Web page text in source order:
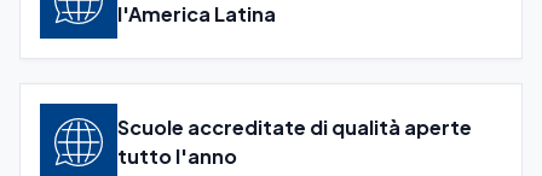
l'America Latina
Scuole accreditate di qualità aperte
tutto l'anno